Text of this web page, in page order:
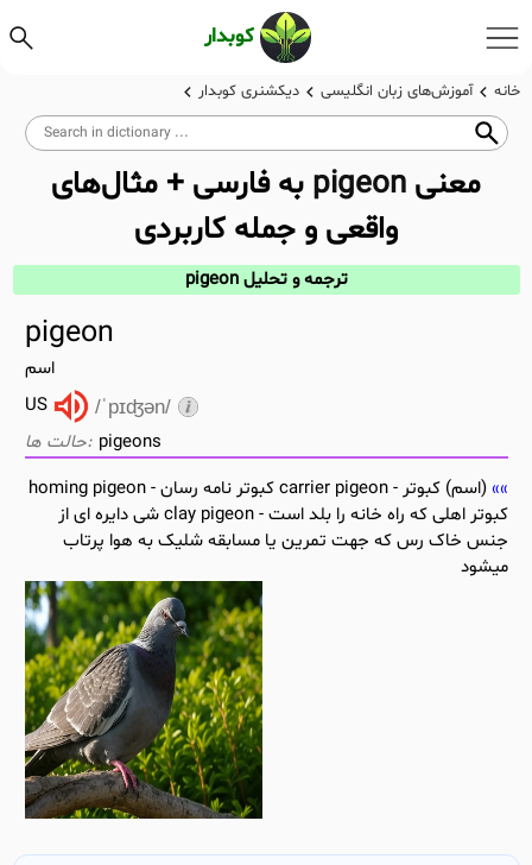
کوبدار
خانه آموزش‌های زبان انگلیسی دیکشنری کوبدار
معنی pigeon به فارسی + مثال‌های
واقعی و جمله کاربردی
ترجمه و تحلیل pigeon
pigeon
اسم
US
/ˈpɪʤən/
pigeons
(اسم) کبوتر - carrier pigeon کبوتر نامه رسان - homing pigeon
کبوتر اهلی که راه خانه را بلد است - clay pigeon شی دایره ای از
جنس خاک رس که جهت تمرین یا مسابقه شلیک به هوا پرتاب
میشود